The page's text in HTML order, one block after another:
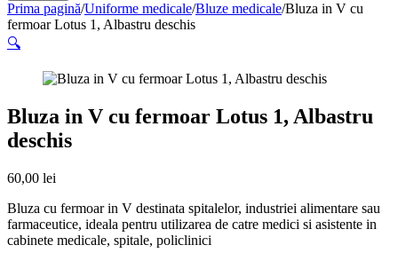
Prima pagină/Uniforme medicale/Bluze medicale/Bluza in V cu
fermoar Lotus 1, Albastru deschis
🔍
Bluza in V cu fermoar Lotus 1, Albastru
deschis
60,00 lei
Bluza cu fermoar in V destinata spitalelor, industriei alimentare sau
farmaceutice, ideala pentru utilizarea de catre medici si asistente in
cabinete medicale, spitale, policlinici